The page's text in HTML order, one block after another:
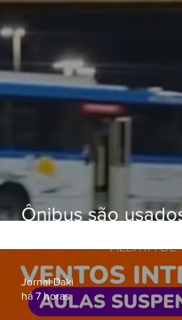
Ônibus são
Gardênia Azul
Jornal Daki
há 7 horas